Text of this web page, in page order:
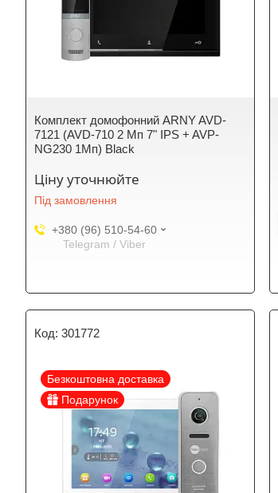
Комплект домофонний ARNY AVD-
7121 (AVD-710 2 Мп 7" IPS + AVP-
NG230 1Мп) Black
Ціну уточнюйте
Під замовлення
+380 (96) 510-54-60
Telegram / Viber
301772
Безкоштовна доставка
Подарунок